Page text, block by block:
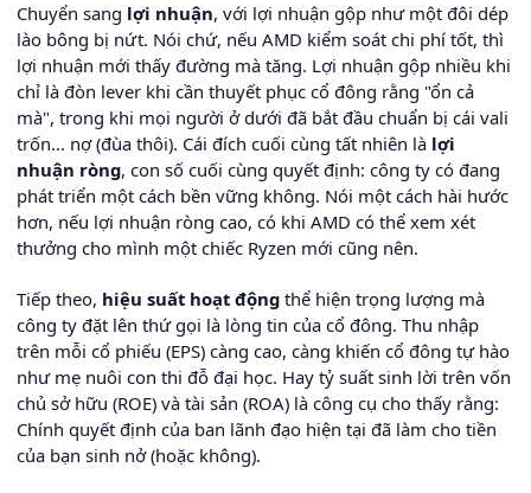
Chuyển sang lợi nhuận, với lợi nhuận gộp như một đôi dép
lào bông bị nứt. Nói chứ, nếu AMD kiểm soát chi phí tốt, thì
lợi nhuận mới thấy đường mà tăng. Lợi nhuận gộp nhiều khi
chỉ là đòn lever khi cần thuyết phục cổ đông rằng "ổn cả
mà", trong khi mọi người ở dưới đã bắt đầu chuẩn bị cái vali
trốn... nợ (đùa thôi). Cái đích cuối cùng tất nhiên là lợi
nhuận ròng, con số cuối cùng quyết định: công ty có đang
phát triển một cách bền vững không. Nói một cách hài hước
hơn, nếu lợi nhuận ròng cao, có khi AMD có thể xem xét
thưởng cho mình một chiếc Ryzen mới cũng nên.
Tiếp theo, hiệu suất hoạt động thể hiện trọng lượng mà
công ty đặt lên thứ gọi là lòng tin của cổ đông. Thu nhập
trên mỗi cổ phiếu (EPS) càng cao, càng khiến cổ đông tự hào
như mẹ nuôi con thi đỗ đại học. Hay tỷ suất sinh lời trên vốn
chủ sở hữu (ROE) và tài sản (ROA) là công cụ cho thấy rằng:
Chính quyết định của ban lãnh đạo hiện tại đã làm cho tiền
của bạn sinh nở (hoặc không).